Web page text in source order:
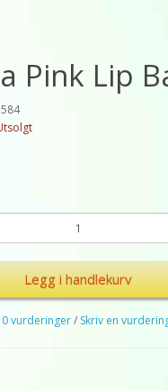
Pink Lip
Legg i handlekurv
0 vurderinger/ Skriv en